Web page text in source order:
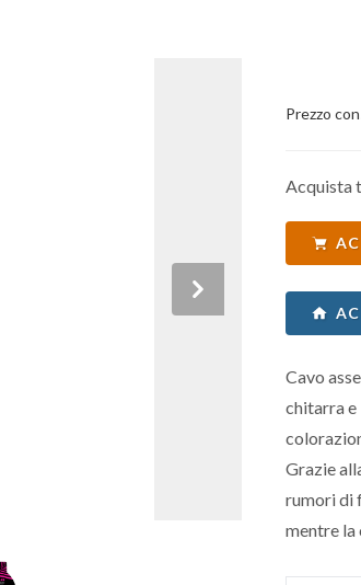
Next
Prezzo
Acquista
Cavo
chitarra e
Grazie
rumori di
mentre